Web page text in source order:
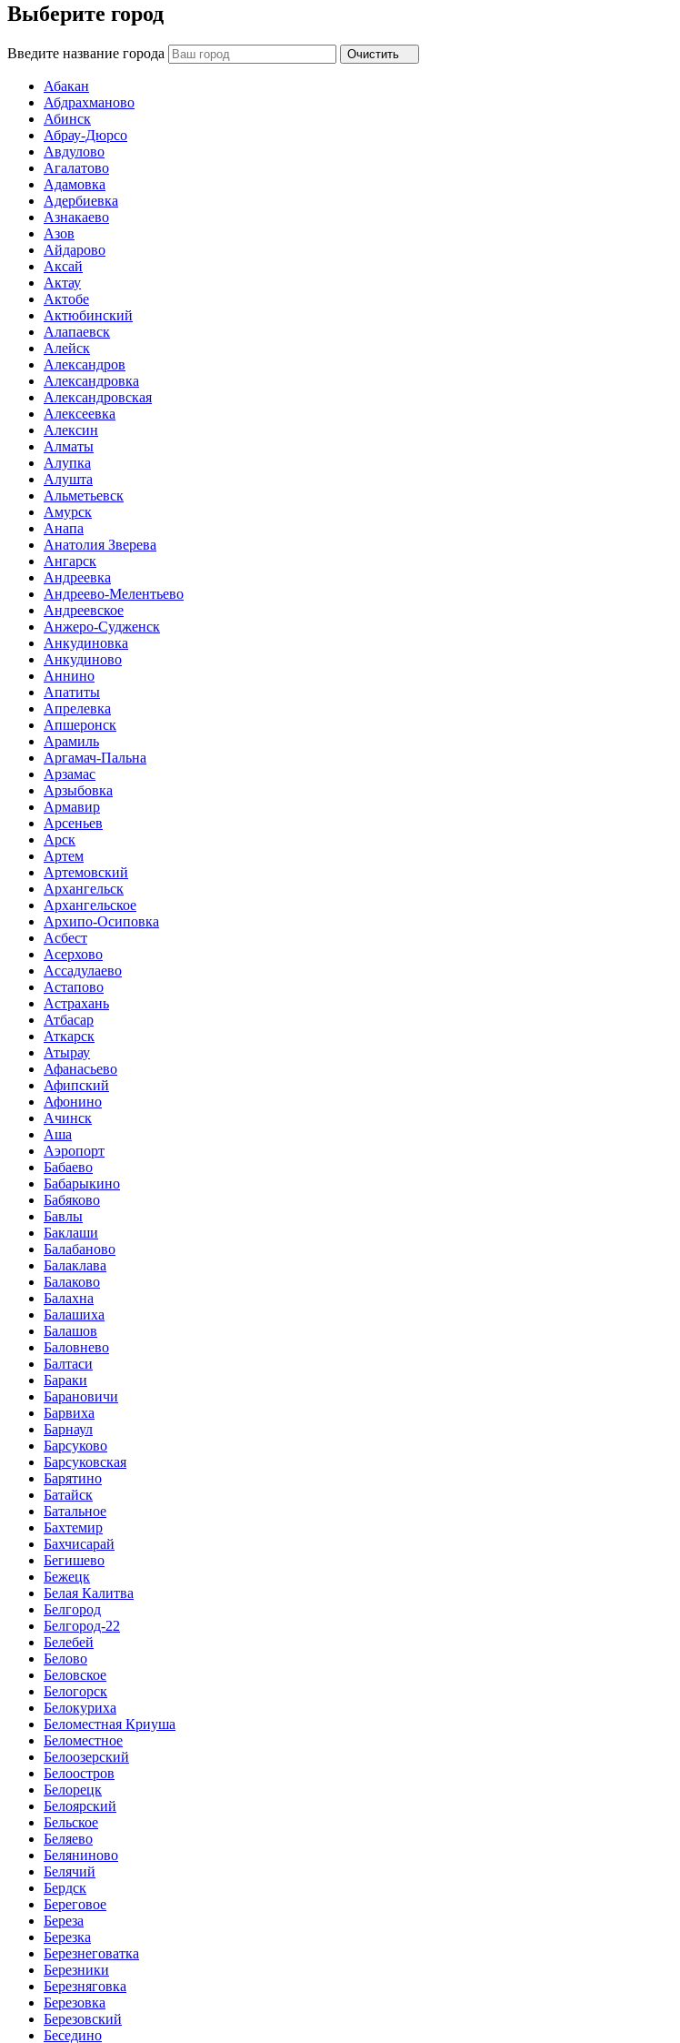
Выберите город
Введите название города Очистить
Абакан
Абдрахманово
Абинск
Абрау-Дюрсо
Авдулово
Агалатово
Адамовка
Адербиевка
Азнакаево
Азов
Айдарово
Аксай
Актау
Актобе
Актюбинский
Алапаевск
Алейск
Александров
Александровка
Александровская
Алексеевка
Алексин
Алматы
Алупка
Алушта
Альметьевск
Амурск
Анапа
Анатолия Зверева
Ангарск
Андреевка
Андреево-Мелентьево
Андреевское
Анжеро-Судженск
Анкудиновка
Анкудиново
Аннино
Апатиты
Апрелевка
Апшеронск
Арамиль
Аргамач-Пальна
Арзамас
Арзыбовка
Армавир
Арсеньев
Арск
Артем
Артемовский
Архангельск
Архангельское
Архипо-Осиповка
Асбест
Асерхово
Ассадулаево
Астапово
Астрахань
Атбасар
Аткарск
Атырау
Афанасьево
Афипский
Афонино
Ачинск
Аша
Аэропорт
Бабаево
Бабарыкино
Бабяково
Бавлы
Баклаши
Балабаново
Балаклава
Балаково
Балахна
Балашиха
Балашов
Баловнево
Балтаси
Бараки
Барановичи
Барвиха
Барнаул
Барсуково
Барсуковская
Барятино
Батайск
Батальное
Бахтемир
Бахчисарай
Бегишево
Бежецк
Белая Калитва
Белгород
Белгород-22
Белебей
Белово
Беловское
Белогорск
Белокуриха
Беломестная Криуша
Беломестное
Белоозерский
Белоостров
Белорецк
Белоярский
Бельское
Беляево
Беляниново
Белячий
Бердск
Береговое
Береза
Березка
Березнеговатка
Березники
Березняговка
Березовка
Березовский
Беседино